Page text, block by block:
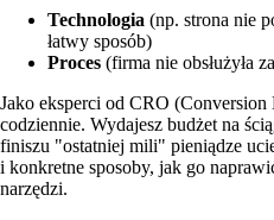
Technologia (np. strona nie
łatwy sposób)
Proces (firma nie obsłużyła
Jako eksperci od CRO
codziennie. Wydajesz budżet na
finiszu "ostatniej mili" pieniądze
i konkretne sposoby, jak go
narzędzi.